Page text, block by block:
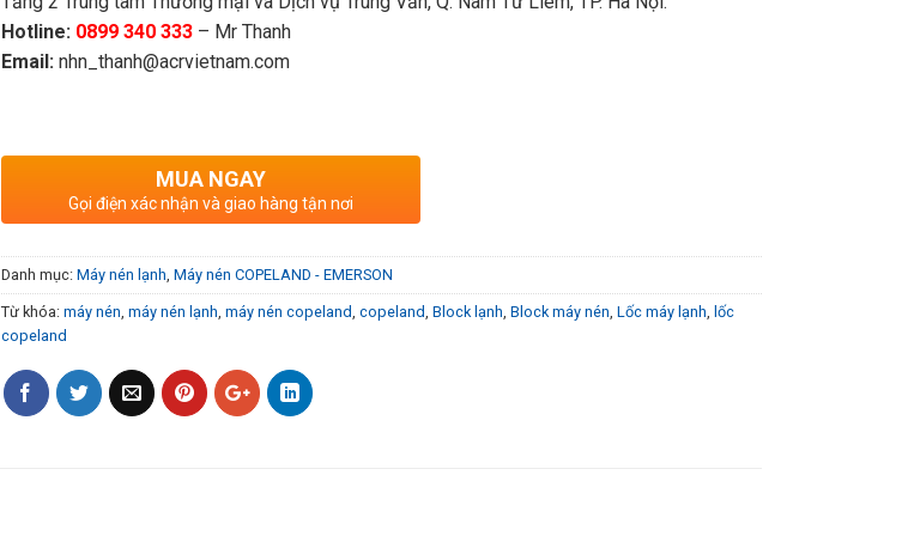
Hotline: 0899 340 333 – Mr Thanh
Email: nhn_thanh@acrvietnam.com
MUA NGAY
Gọi điện xác nhận và giao hàng tận nơi
Danh mục: Máy nén lạnh, Máy nén COPELAND - EMERSON
Từ khóa: máy nén, máy nén lạnh, máy nén copeland, copeland, Block lạnh, Block máy nén, Lốc máy lạnh, lốc
copeland